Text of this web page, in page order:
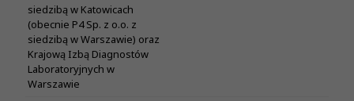
siedzibą w Katowicach
(obecnie P4 Sp. z o.o. z
siedzibą w Warszawie) oraz
Krajową Izbą Diagnostów
Laboratoryjnych w
Warszawie